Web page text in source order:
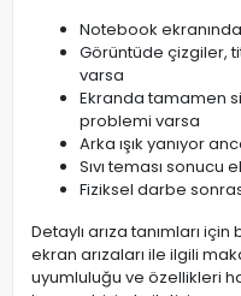
Notebook
Görüntüde çizgiler,
varsa
Ekranda tamamen
problemi varsa
Arka ışık yanıyor
Sıvı teması
Fiziksel darbe
Detaylı arıza tanımları
ekran arızaları ile ilgili
uyumluluğu ve özellikleri